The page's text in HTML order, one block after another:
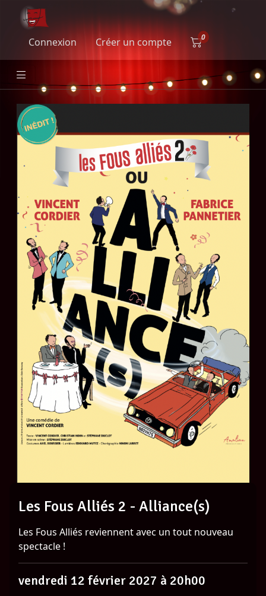
Connexion Créer un compte
Les Fous Alliés 2 - Alliance(s)
Les Fous Alliés 2 - Alliance(s)
Les Fous Alliés reviennent avec un tout nouveau
spectacle !
vendredi 12 février 2027 à 20h00